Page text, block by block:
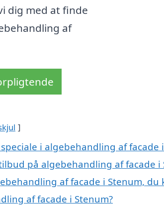
dig med at finde
af
i algebehandling af facade
på algebehandling af facade i
af facade i Stenum,
af facade i Stenum?